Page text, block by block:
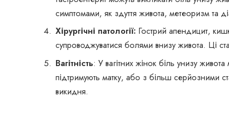
симптомами, як здуття живота, метеоризм та
Хірургічні патології: Гострий апендицит,
супроводжуватися болями внизу живота. Ці
Вагітність: У вагітних жінок біль унизу
підтримують матку, або з більш серйозними
викидня.